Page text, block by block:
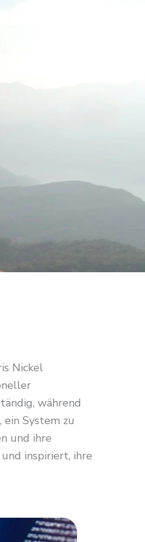
Nickel
während
System zu
und ihre
inspiriert, ihre